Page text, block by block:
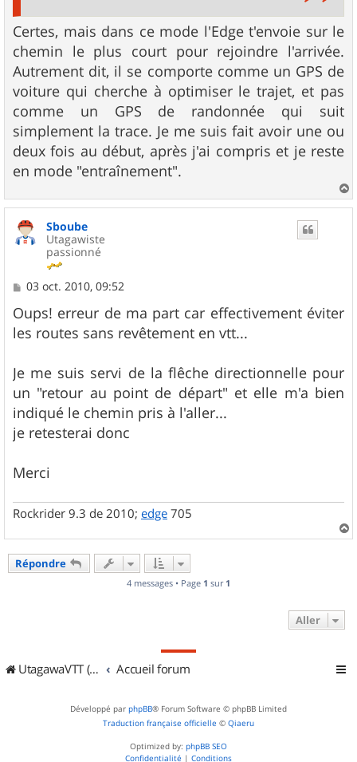
Certes, mais dans ce mode l'Edge t'envoie sur le
chemin le plus court pour rejoindre l'arrivée.
Autrement dit, il se comporte comme un GPS de
voiture qui cherche à optimiser le trajet, et pas
comme un GPS de randonnée qui suit
simplement la trace. Je me suis fait avoir une ou
deux fois au début, après j'ai compris et je reste
en mode "entraînement".
a
u
Sboube
Utagawiste
passionné
M
s
s
a
03 oct. 2010, 09:52
Oups! erreur de ma part car effectivement éviter
les routes sans revêtement en vtt...
Je me suis servi de la flêche directionnelle pour
un "retour au point de départ" et elle m'a bien
indiqué le chemin pris à l'aller...
je retesterai donc
Merci
Rockrider 9.3 de 2010; edge 705
a
Répondre
4 messages • Page 1 sur 1
Aller
UtagawaVTT (Randos VTT et VTTAE avec traces GPS) Accueil forum
Développé par phpBB® Forum Software © phpBB Limited
Traduction française officielle © Qiaeru
Optimized by: phpBB SEO
Confidentialité | Conditions